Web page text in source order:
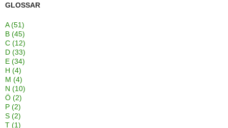
GLOSSAR
A(51)
B (45)
C (12)
D (33)
E (34)
H (4)
M (4)
N (10)
Ö (2)
P (2)
S (2)
T (1)